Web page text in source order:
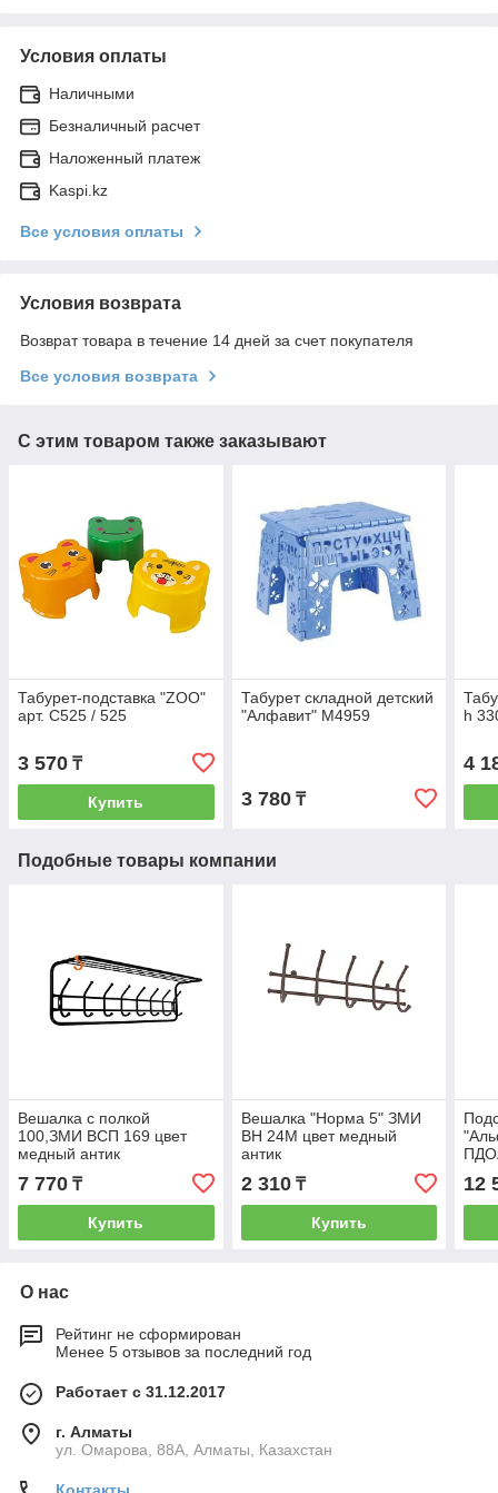
Условия оплаты
Наличными
Безналичный расчет
Наложенный платеж
Kaspi.kz
Все условия оплаты
Условия возврата
Возврат товара в течение 14 дней за счет покупателя
Все условия возврата
С этим товаром также заказывают
Табурет-подставка "ZOO"
арт. С525 / 525
3 570 ₸
Купить
Табурет складной детский
"Алфавит" М4959
3 780₸
h
4
Подобные товары компании
Вешалка с полкой
100,ЗМИ ВСП 169 цвет
медный антик
7 770 ₸
Купить
Вешалка "Норма 5" ЗМИ
ВН 24М цвет медный
антик
2 310₸
Купить
12
О нас
Рейтинг не сформирован
Менее 5 отзывов за последний год
Работает с 31.12.2017
г. Алматы
ул. Омарова, 88А, Алматы, Казахстан